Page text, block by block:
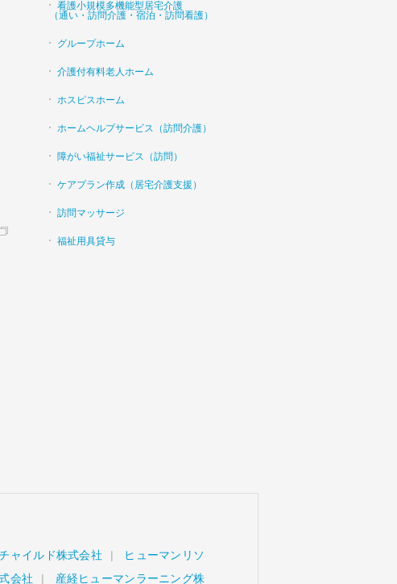
看護小規模多機能型居宅介護
（通い・訪問介護・宿泊・訪問看護）
グループホーム
介護付有料老人ホーム
ホスピスホーム
ホームヘルプサービス（訪問介護）
障がい福祉サービス（訪問）
ケアプラン作成（居宅介護支援）
訪問マッサージ
福祉用具貸与
ャイルド株式会社
ヒューマンリソ
会社 産経ヒューマンラーニング株